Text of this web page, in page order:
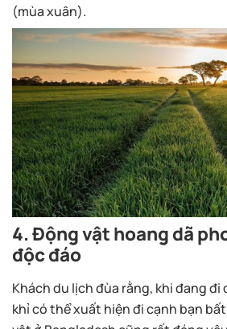
(mùa xuân).
4. Động vật hoang dã
độc đáo
Khách du lịch đùa rằng, khi đang
khỉ có thể xuất hiện đi cạnh bạn